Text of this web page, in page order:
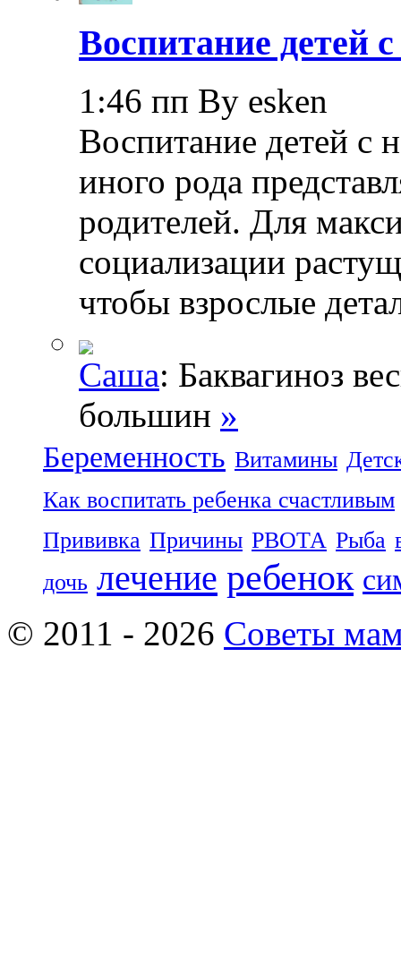
Воспитание детей
1:46 пп By esken
Воспитание детей с
иного рода
родителей. Для
социализации
чтобы взрослые
Саша: Баквагиноз
большин »
Беременность Витамины
Как воспитать ребенка счастливым
Прививка Причины РВОТА Рыба
дочь лечение ребенок
© 2011 - 2026 Советы